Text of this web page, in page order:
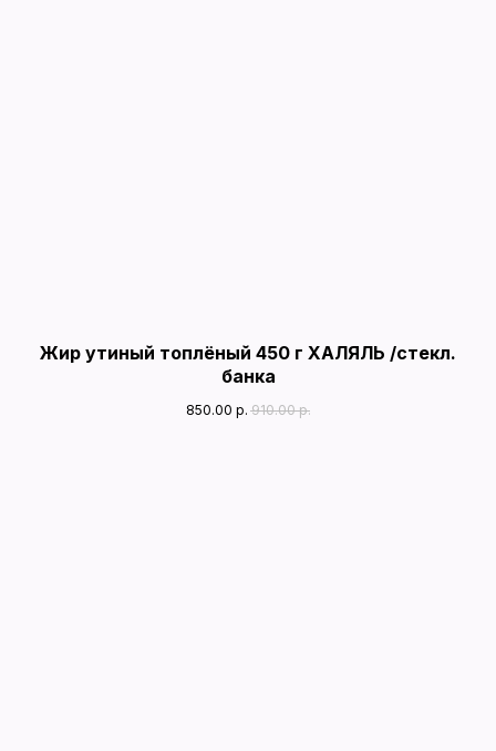
Жир утиный топлёный 450 г ХАЛЯЛЬ /стекл.
банка
850.00 р. 910.00 р.